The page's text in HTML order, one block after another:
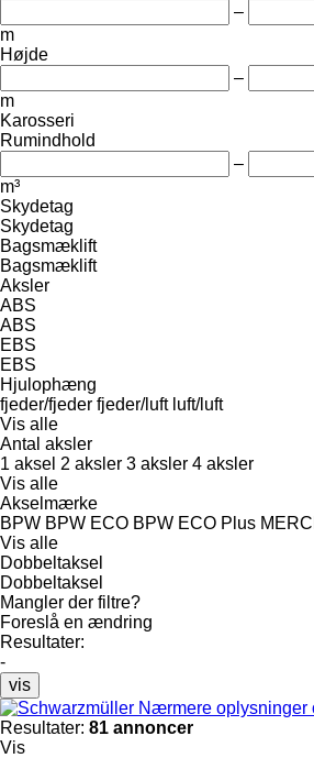
–
m
Højde
–
m
Karosseri
Rumindhold
–
m³
Skydetag
Skydetag
Bagsmæklift
Bagsmæklift
Aksler
ABS
ABS
EBS
EBS
Hjulophæng
fjeder/fjeder fjeder/luft luft/luft
Vis alle
Antal aksler
1 aksel 2 aksler 3 aksler 4 aksler
Vis alle
Akselmærke
BPW BPW ECO BPW ECO Plus
Vis alle
Dobbeltaksel
Dobbeltaksel
Mangler der filtre?
Foreslå en ændring
Resultater:
-
vis
Nærmere oplysninger
Resultater: 81 annoncer
Vis